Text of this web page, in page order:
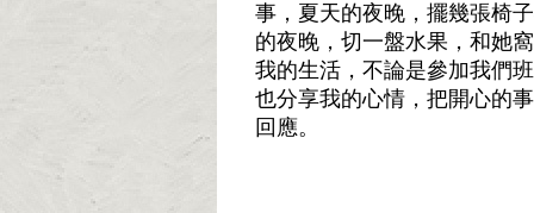
事，夏天的夜晚，擺幾張椅
的夜晚，切一盤水果，和她
我的生活，不論是參加我們
也分享我的心情，把開心的
回應。